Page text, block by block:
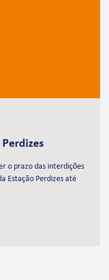
o prazo das interdições
Estação Perdizes até